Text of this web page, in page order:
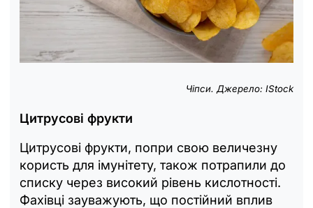
Чіпси. Джерело: IStock
Цитрусові фрукти
Цитрусові фрукти, попри свою величезну
користь для імунітету, також потрапили до
списку через високий рівень кислотності.
Фахівці зауважують, що постійний вплив